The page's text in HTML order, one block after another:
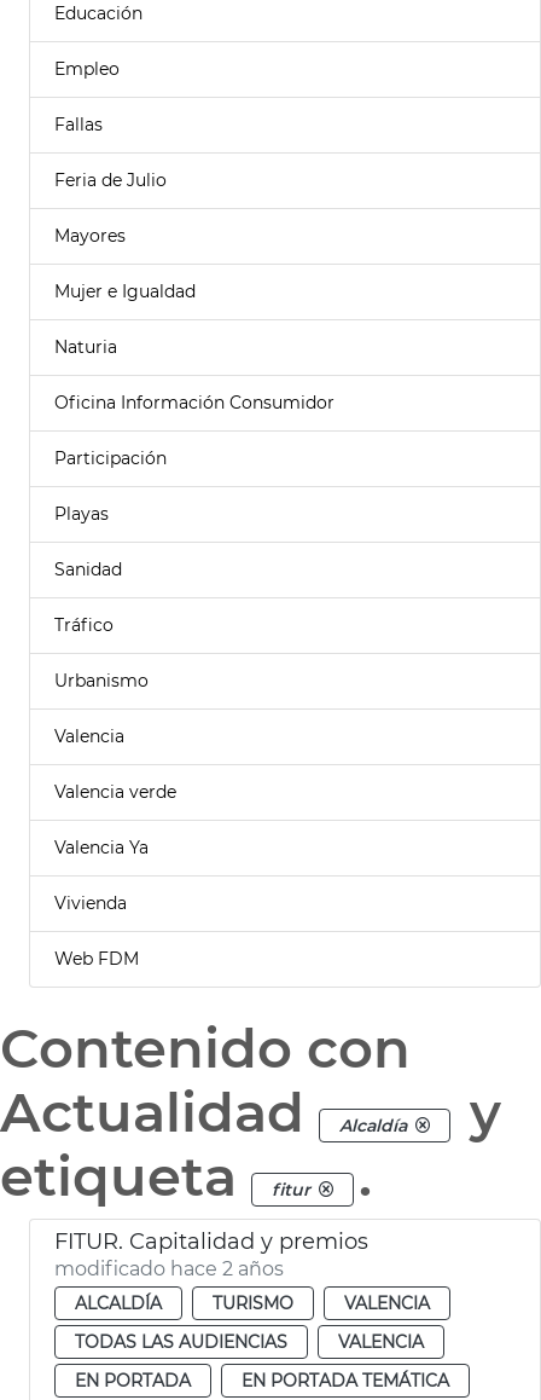
Educación
Empleo
Fallas
Feria de Julio
Mayores
Mujer e Igualdad
Naturia
Oficina Información Consumidor
Participación
Playas
Sanidad
Tráfico
Urbanismo
Valencia
Valencia verde
Valencia Ya
Vivienda
Web FDM
Contenido con
Actualidad
Alcaldía
y
etiqueta
fitur .
FITUR. Capitalidad y premios
modificado hace 2 años
ALCALDÍA TURISMO
VALENCIA
TODAS LAS AUDIENCIAS
VALENCIA
EN PORTADA
EN PORTADA TEMÁTICA